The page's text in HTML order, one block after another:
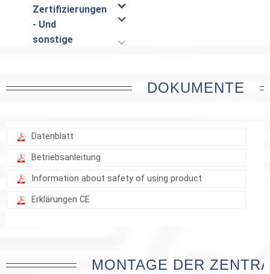
Zertifizierungen
- Und
sonstige
DOKUMENTE
Datenblatt
Betriebsanleitung
Information about safety of using product
Erklärungen CE
MONTAGE DER